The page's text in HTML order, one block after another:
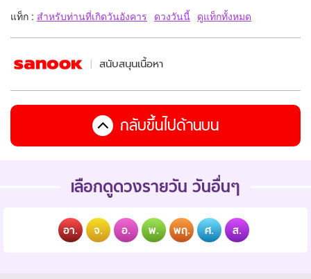
แท็ก : สำหรับท่านที่เกิดวันอังคาร ดวงวันนี้ ดูแท็กทั้งหมด
สนับสนุนเนื้อหา
กลับขึ้นไปด้านบน
เลือกดูดวงรายวัน วันอื่นๆ
อา. จ. อ. พ. พฤ. ศ. ส.